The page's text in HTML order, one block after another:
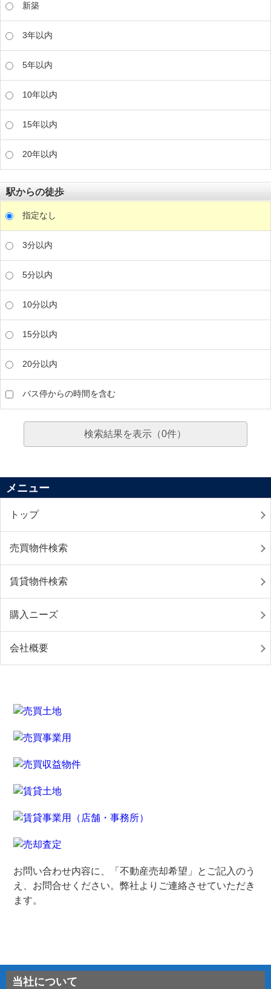
新築
3年以内
5年以内
10年以内
15年以内
20年以内
駅からの徒歩
指定なし
3分以内
5分以内
10分以内
15分以内
20分以内
バス停からの時間を含む
検索結果を表示（0件）
メニュー
トップ
売買物件検索
賃貸物件検索
購入ニーズ
会社概要
お問い合わせ内容に、「不動産売却希望」とご記入のう
え、お問合せください。弊社よりご連絡させていただき
ます。
当社について